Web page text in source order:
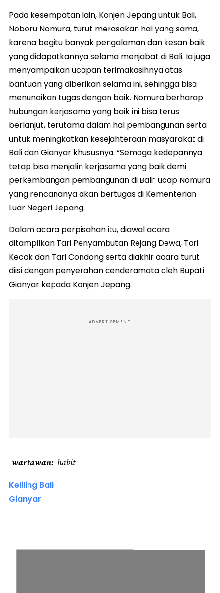
Pada kesempatan lain, Konjen Jepang untuk Bali,
Noboru Nomura, turut merasakan hal yang sama,
karena begitu banyak pengalaman dan kesan baik
yang didapatkannya selama menjabat di Bali. Ia juga
menyampaikan ucapan terimakasihnya atas
bantuan yang diberikan selama ini, sehingga bisa
menunaikan tugas dengan baik. Nomura berharap
hubungan kerjasama yang baik ini bisa terus
berlanjut, terutama dalam hal pembangunan serta
untuk meningkatkan kesejahteraan masyarakat di
Bali dan Gianyar khususnya. “Semoga kedepannya
tetap bisa menjalin kerjasama yang baik demi
perkembangan pembangunan di Bali” ucap Nomura
yang rencananya akan bertugas di Kementerian
Luar Negeri Jepang.
Dalam acara perpisahan itu, diawal acara
ditampilkan Tari Penyambutan Rejang Dewa, Tari
Kecak dan Tari Condong serta diakhir acara turut
diisi dengan penyerahan cenderamata oleh Bupati
Gianyar kepada Konjen Jepang.
ADVERTISEMENT
wartawan habit
Keliling Bali
Gianyar